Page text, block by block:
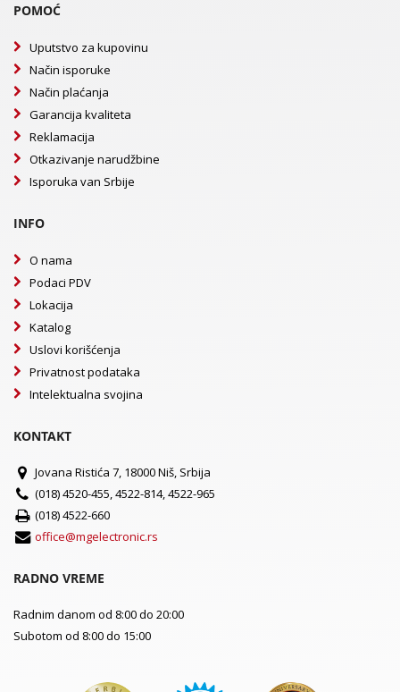
POMOĆ
Uputstvo za kupovinu
Način isporuke
Način plaćanja
Garancija kvaliteta
Reklamacija
Otkazivanje narudžbine
Isporuka van Srbije
INFO
O nama
Podaci PDV
Lokacija
Katalog
Uslovi korišćenja
Privatnost podataka
Intelektualna svojina
KONTAKT
Jovana Ristića 7, 18000 Niš, Srbija
(018) 4520-455, 4522-814, 4522-965
(018) 4522-660
office@mgelectronic.rs
RADNO VREME
Radnim danom od 8:00 do 20:00
Subotom od 8:00 do 15:00